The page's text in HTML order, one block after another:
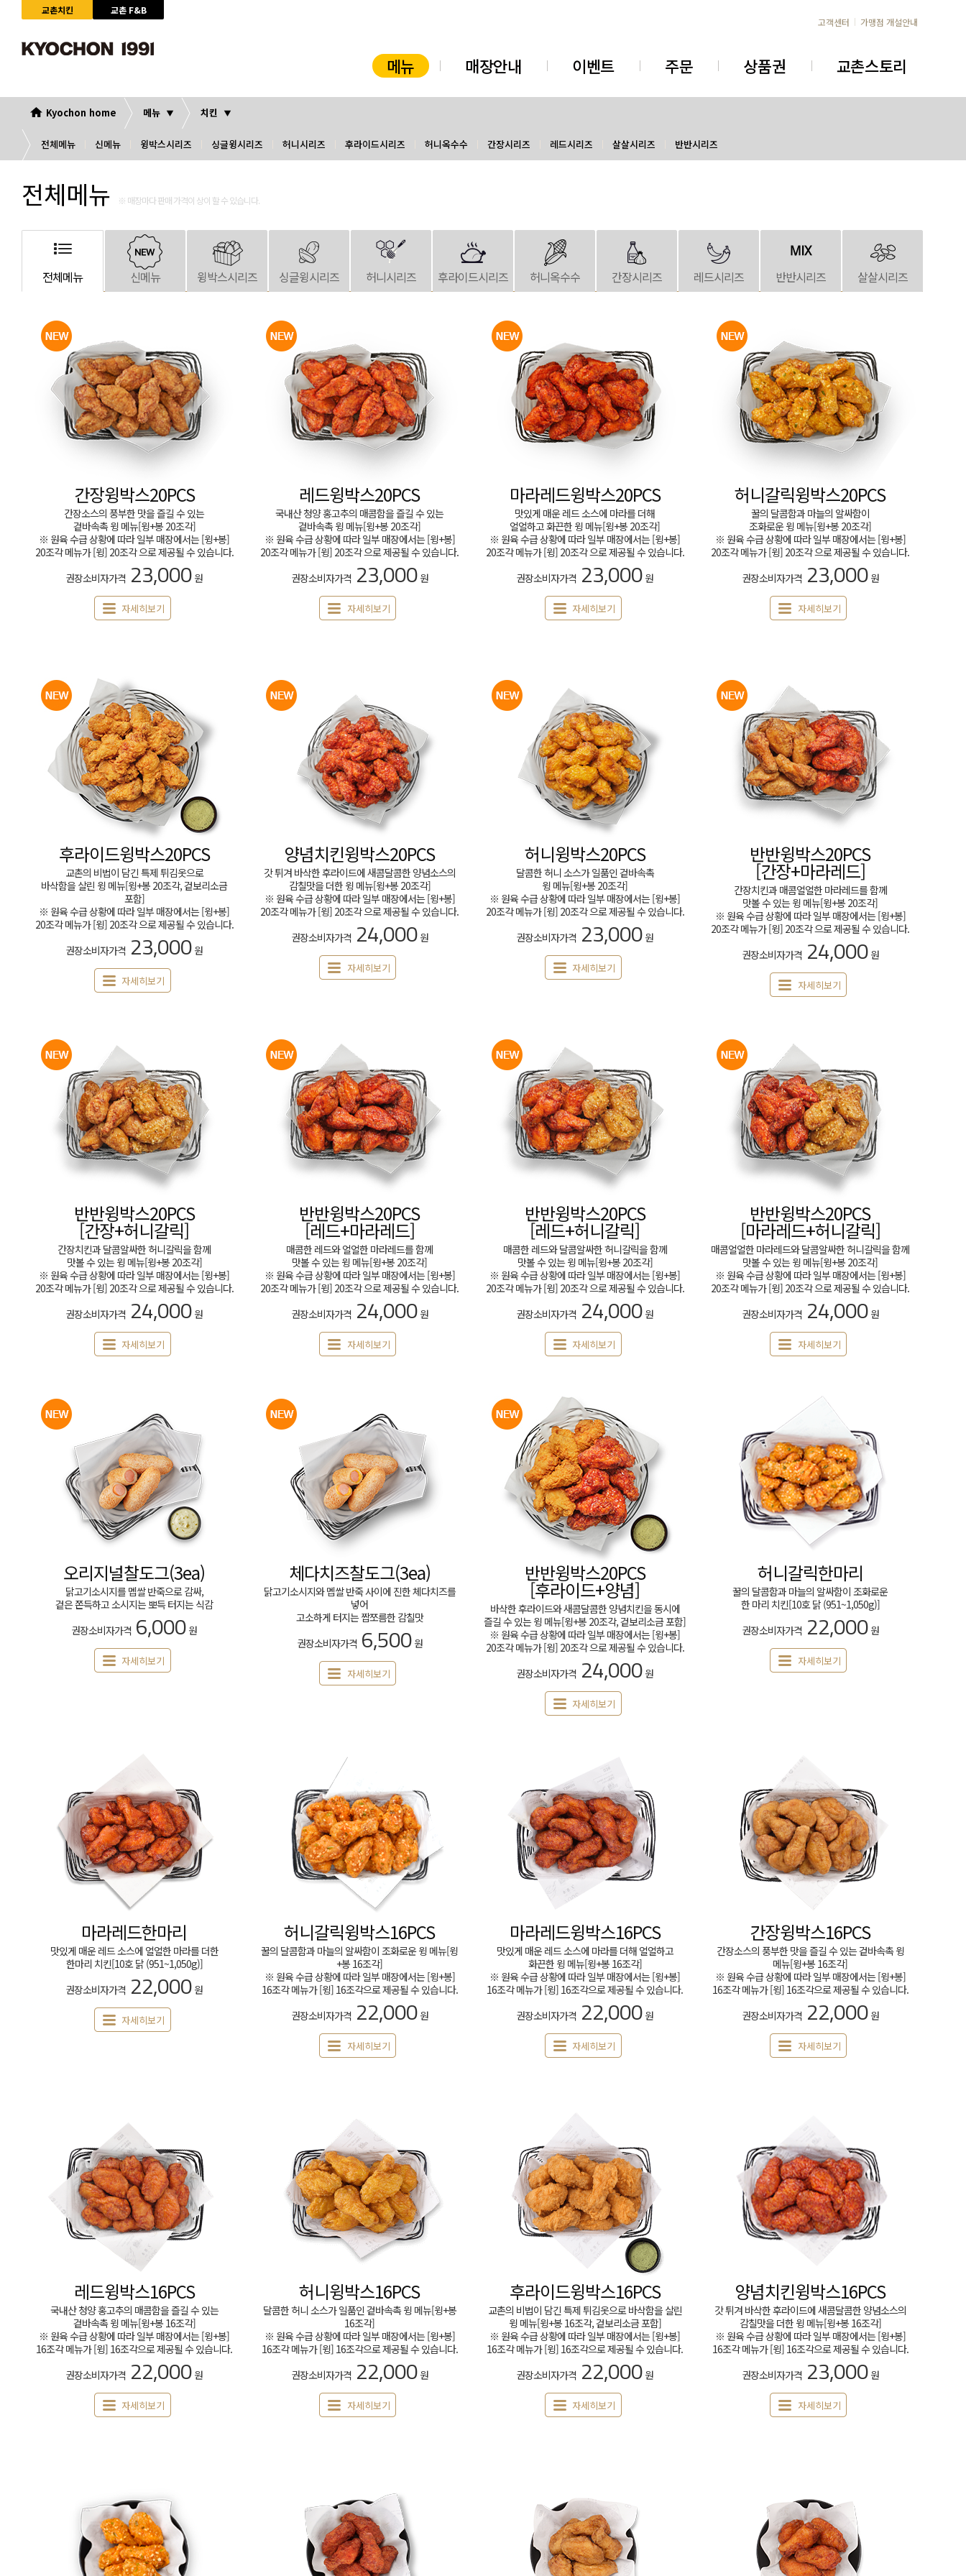
교촌치킨
교촌 F&B
고객센터
가맹점 개설안내
메뉴 매장안내 이벤트 주문 상품권 교촌스토리
Kyochon home 메뉴 치킨
전체메뉴 신메뉴 윙박스시리즈 싱글윙시리즈 허니시리즈 후라이드시리즈 허니옥수수 간장시리즈 레드시리즈 살살시리즈 반반시리즈
전체메뉴 ※ 매장마다 판매 가격이 상이 할 수 있습니다.
전체메뉴 신메뉴 윙박스시리즈 싱글윙시리즈 허니시리즈 후라이드시리즈 허니옥수수 간장시리즈 레드시리즈 반반시리즈 살살시리즈
간장윙박스20PCS
간장소스의 풍부한 맛을 즐길 수 있는
겉바속촉 윙 메뉴[윙+봉 20조각]
※ 원육 수급 상황에 따라 일부 매장에서는 [윙+봉]
20조각 메뉴가 [윙] 20조각 으로 제공될 수 있습니다.
권장소비자가격 23,000 원
자세히보기
레드윙박스20PCS
국내산 청양 홍고추의 매콤함을 즐길 수 있는
겉바속촉 윙 메뉴[윙+봉 20조각]
※ 원육 수급 상황에 따라 일부 매장에서는 [윙+봉]
20조각 메뉴가 [윙] 20조각 으로 제공될 수 있습니다.
권장소비자가격 23,000원
자세히보기
마라레드윙박스20PCS
맛있게 매운 레드 소스에 마라를 더해
얼얼하고 화끈한 윙 메뉴[윙+봉 20조각]
※ 원육 수급 상황에 따라 일부 매장에서는 [윙+봉]
20조각 메뉴가 [윙] 20조각 으로 제공될 수 있습니다.
권장소비자가격 23,000 원
자세히보기
허니갈릭윙박스20PCS
꿀의 달콤함과 마늘의 알싸함이
조화로운 윙 메뉴[윙+봉 20조각]
※ 원육 수급 상황에 따라 일부 매장에서는 [윙+봉]
20조각 메뉴가 [윙] 20조각 으로 제공될 수 있습니다.
권장소비자가격 23,000원
자세히보기
후라이드윙박스20PCS
교촌의 비법이 담긴 특제 튀김옷으로
바삭함을 살린 윙 메뉴[윙+봉 20조각, 겉보리소금
포함]
※ 원육 수급 상황에 따라 일부 매장에서는 [윙+봉]
20조각 메뉴가 [윙] 20조각 으로 제공될 수 있습니다.
권장소비자가격 23,000 원
자세히보기
양념치킨윙박스20PCS
갓 튀겨 바삭한 후라이드에 새콤달콤한 양념소스의
감칠맛을 더한 윙 메뉴[윙+봉 20조각]
※ 원육 수급 상황에 따라 일부 매장에서는 [윙+봉]
20조각 메뉴가 [윙] 20조각 으로 제공될 수 있습니다.
권장소비자가격 24,000원
자세히보기
허니윙박스20PCS
달콤한 허니 소스가 일품인 겉바속촉
윙 메뉴[윙+봉 20조각]
※ 원육 수급 상황에 따라 일부 매장에서는 [윙+봉]
20조각 메뉴가 [윙] 20조각 으로 제공될 수 있습니다.
권장소비자가격 23,000 원
자세히보기
반반윙박스20PCS
[간장+마라레드]
간장치킨과 매콤얼얼한 마라레드를 함께
맛볼 수 있는 윙 메뉴[윙+봉 20조각]
※ 원육 수급 상황에 따라 일부 매장에서는 [윙+봉]
20조각 메뉴가 [윙] 20조각 으로 제공될 수 있습니다.
권장소비자가격 24,000원
자세히보기
반반윙박스20PCS
[간장+허니갈릭]
간장치킨과 달콤알싸한 허니갈릭을 함께
맛볼 수 있는 윙 메뉴[윙+봉 20조각]
※ 원육 수급 상황에 따라 일부 매장에서는 [윙+봉]
20조각 메뉴가 [윙] 20조각 으로 제공될 수 있습니다.
권장소비자가격 24,000 원
자세히보기
반반윙박스20PCS
[레드+마라레드]
매콤한 레드와 얼얼한 마라레드를 함께
맛볼 수 있는 윙 메뉴[윙+봉 20조각]
※ 원육 수급 상황에 따라 일부 매장에서는 [윙+봉]
20조각 메뉴가 [윙] 20조각 으로 제공될 수 있습니다.
권장소비자가격 24,000원
자세히보기
반반윙박스20PCS
[레드+허니갈릭]
매콤한 레드와 달콤알싸한 허니갈릭을 함께
맛볼 수 있는 윙 메뉴[윙+봉 20조각]
※ 원육 수급 상황에 따라 일부 매장에서는 [윙+봉]
20조각 메뉴가 [윙] 20조각 으로 제공될 수 있습니다.
권장소비자가격 24,000 원
자세히보기
반반윙박스20PCS
[마라레드+허니갈릭]
매콤얼얼한 마라레드와 달콤알싸한 허니갈릭을 함께
맛볼 수 있는 윙 메뉴[윙+봉 20조각]
※ 원육 수급 상황에 따라 일부 매장에서는 [윙+봉]
20조각 메뉴가 [윙] 20조각 으로 제공될 수 있습니다.
권장소비자가격 24,000원
자세히보기
오리지널찰도그(3ea)
닭고기소시지를 멥쌀 반죽으로 감싸,
겉은 쫀득하고 소시지는 뽀득 터지는 식감
권장소비자가격 6,000 원
자세히보기
체다치즈찰도그(3ea)
닭고기소시지와 멥쌀 반죽 사이에 진한 체다치즈를
넣어
고소하게 터지는 짭쪼름한 감칠맛
권장소비자가격 6,500원
자세히보기
반반윙박스20PCS
[후라이드+양념]
바삭한 후라이드와 새콤달콤한 양념치킨을 동시에
즐길 수 있는 윙 메뉴[윙+봉 20조각, 겉보리소금 포함]
※ 원육 수급 상황에 따라 일부 매장에서는 [윙+봉]
20조각 메뉴가 [윙] 20조각 으로 제공될 수 있습니다.
권장소비자가격 24,000 원
자세히보기
허니갈릭한마리
꿀의 달콤함과 마늘의 알싸함이 조화로운
한 마리 치킨[10호 닭 (951~1,050g)]
권장소비자가격 22,000원
자세히보기
마라레드한마리
맛있게 매운 레드 소스에 얼얼한 마라를 더한
한마리 치킨[10호 닭 (951~1,050g)]
권장소비자가격 22,000 원
자세히보기
허니갈릭윙박스16PCS
꿀의 달콤함과 마늘의 알싸함이 조화로운 윙 메뉴[윙
+봉 16조각]
※ 원육 수급 상황에 따라 일부 매장에서는 [윙+봉]
16조각 메뉴가 [윙] 16조각으로 제공될 수 있습니다.
권장소비자가격 22,000원
자세히보기
마라레드윙박스16PCS
맛있게 매운 레드 소스에 마라를 더해 얼얼하고
화끈한 윙 메뉴[윙+봉 16조각]
※ 원육 수급 상황에 따라 일부 매장에서는 [윙+봉]
16조각 메뉴가 [윙] 16조각으로 제공될 수 있습니다.
권장소비자가격 22,000 원
자세히보기
간장윙박스16PCS
간장소스의 풍부한 맛을 즐길 수 있는 겉바속촉 윙
메뉴[윙+봉 16조각]
※ 원육 수급 상황에 따라 일부 매장에서는 [윙+봉]
16조각 메뉴가 [윙] 16조각으로 제공될 수 있습니다.
권장소비자가격 22,000원
자세히보기
레드윙박스16PCS
국내산 청양 홍고추의 매콤함을 즐길 수 있는
겉바속촉 윙 메뉴[윙+봉 16조각]
※ 원육 수급 상황에 따라 일부 매장에서는 [윙+봉]
16조각 메뉴가 [윙] 16조각으로 제공될 수 있습니다.
권장소비자가격 22,000 원
자세히보기
허니윙박스16PCS
달콤한 허니 소스가 일품인 겉바속촉 윙 메뉴[윙+봉
16조각]
※ 원육 수급 상황에 따라 일부 매장에서는 [윙+봉]
16조각 메뉴가 [윙] 16조각으로 제공될 수 있습니다.
권장소비자가격 22,000원
자세히보기
후라이드윙박스16PCS
교촌의 비법이 담긴 특제 튀김옷으로 바삭함을 살린
윙 메뉴[윙+봉 16조각, 겉보리소금 포함]
※ 원육 수급 상황에 따라 일부 매장에서는 [윙+봉]
16조각 메뉴가 [윙] 16조각으로 제공될 수 있습니다.
권장소비자가격 22,000 원
자세히보기
양념치킨윙박스16PCS
갓 튀겨 바삭한 후라이드에 새콤달콤한 양념소스의
감칠맛을 더한 윙 메뉴[윙+봉 16조각]
※ 원육 수급 상황에 따라 일부 매장에서는 [윙+봉]
16조각 메뉴가 [윙] 16조각으로 제공될 수 있습니다.
권장소비자가격 23,000원
자세히보기